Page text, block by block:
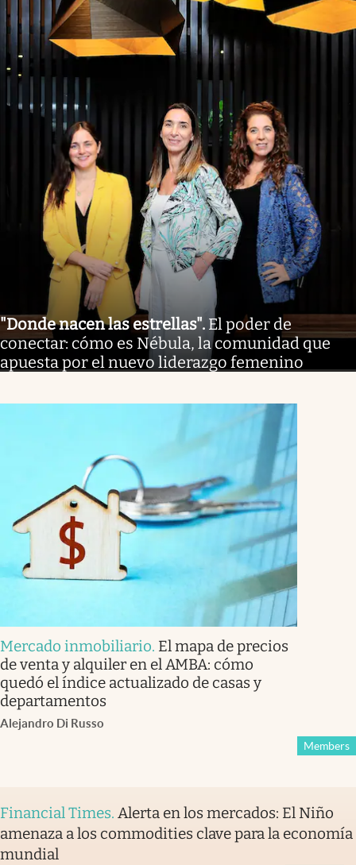
"Donde nacen las estrellas". El poder de
conectar: cómo es Nébula, la comunidad que
apuesta por el nuevo liderazgo femenino
Mercado inmobiliario. El mapa de precios
de venta y alquiler en el AMBA: cómo
quedó el índice actualizado de casas y
departamentos
Alejandro Di Russo
Members
Financial Times. Alerta en los mercados: El Niño
amenaza a los commodities clave para la economía
mundial